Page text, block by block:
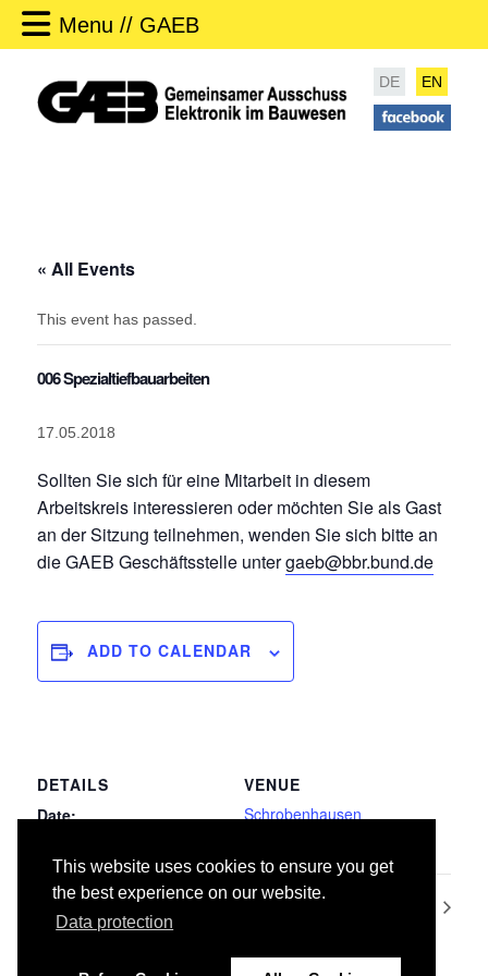
This website uses cookies to ensure you get
the best experience on our website.
Data protection
Menu // GAEB
DE EN
« All Events
This event has passed.
006 Spezialtiefbauarbeiten
17.05.2018
Sollten Sie sich für eine Mitarbeit in diesem
Arbeitskreis interessieren oder möchten Sie als Gast
an der Sitzung teilnehmen, wenden Sie sich bitte an
die GAEB Geschäftsstelle untergaeb@bbr.bund.de
ADD TO CALENDAR
DETAILS
Date:
VENUE
Schrobenhausen
070 Gebäudeautomation